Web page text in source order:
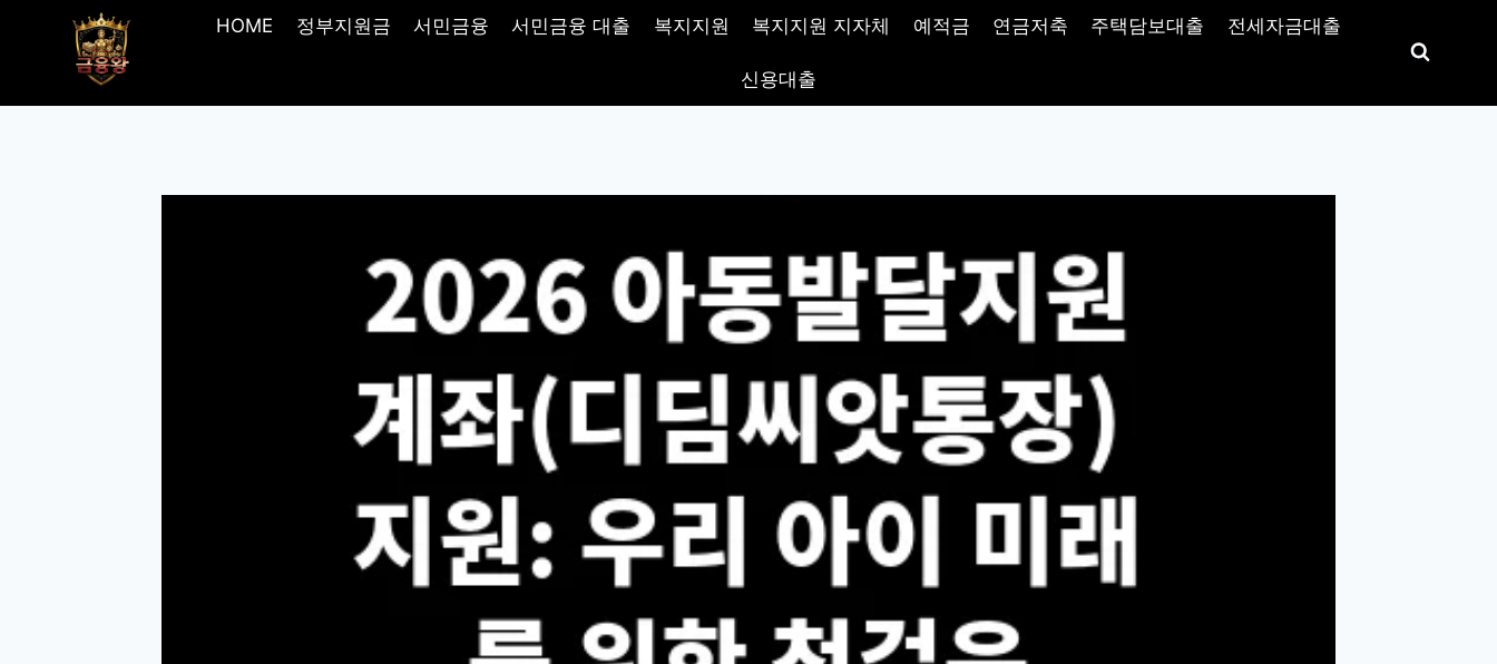
HOME 정부지원금 서민금융 서민금융 대출 복지지원 복지지원 지자체 예적금 연금저축 주택담보대출 전세자금대출
신용대출